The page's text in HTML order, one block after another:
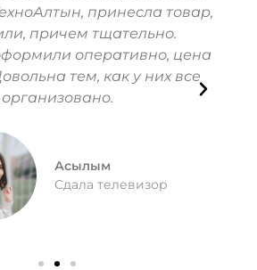
принесла товар,
причем тщательно.
оперативно, цена
тем, как у них все
организовано.
Асылым
Сдала телевизор